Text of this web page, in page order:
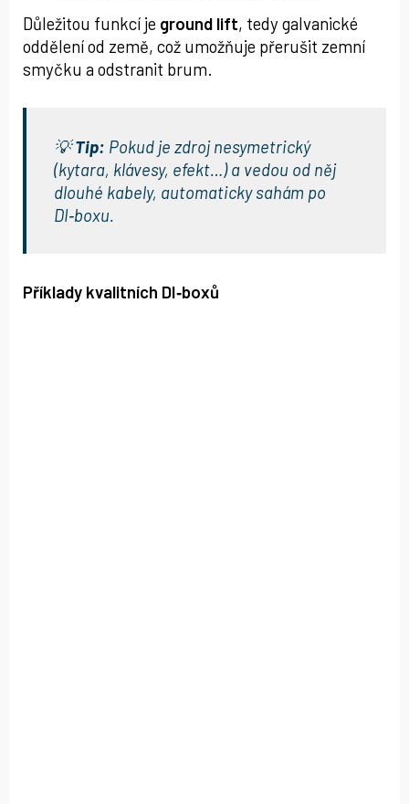
Důležitou funkcí je ground lift, tedy galvanické
oddělení od země, což umožňuje přerušit zemní
smyčku a odstranit brum.
💡Tip: Pokud je zdroj nesymetrický
(kytara, klávesy, efekt…) a vedou od něj
dlouhé kabely, automaticky sahám po
DI‑boxu.
Příklady kvalitních DI‑boxů